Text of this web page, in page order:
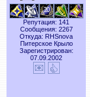
Репутация: 141
Сообщения: 2267
Откуда: RHSnova
Питерское Крыло
Зарегистрирован:
07.09.2002